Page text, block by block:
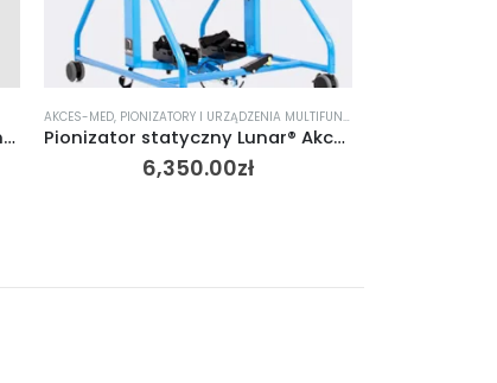
PIONIZATOR dla dzieci KOTEK II Invento Akces Med r.1
AKCES-MED, PIONIZATORY I URZĄDZENIA MULTIFUNKCYJNE
Pionizator statyczny Lunar® Akces-Med
6,350.00zł